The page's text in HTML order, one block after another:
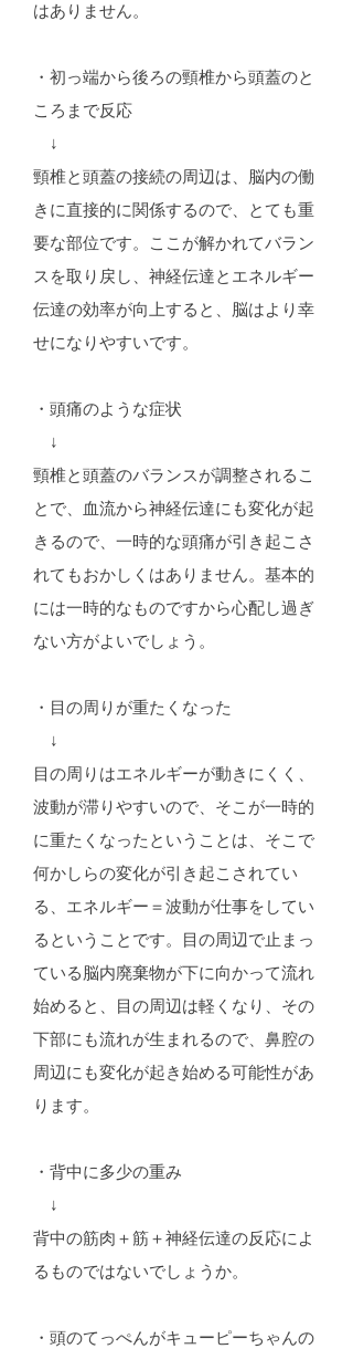
はありません。
・初っ端から後ろの頸椎から頭蓋のと
ころまで反応
↓
頸椎と頭蓋の接続の周辺は、脳内の働
きに直接的に関係するので、とても重
要な部位です。ここが解かれてバラン
スを取り戻し、神経伝達とエネルギー
伝達の効率が向上すると、脳はより幸
せになりやすいです。
・頭痛のような症状
↓
頸椎と頭蓋のバランスが調整されるこ
とで、血流から神経伝達にも変化が起
きるので、一時的な頭痛が引き起こさ
れてもおかしくはありません。基本的
には一時的なものですから心配し過ぎ
ない方がよいでしょう。
・目の周りが重たくなった
↓
目の周りはエネルギーが動きにくく、
波動が滞りやすいので、そこが一時的
に重たくなったということは、そこで
何かしらの変化が引き起こされてい
る、エネルギー＝波動が仕事をしてい
るということです。目の周辺で止まっ
ている脳内廃棄物が下に向かって流れ
始めると、目の周辺は軽くなり、その
下部にも流れが生まれるので、鼻腔の
周辺にも変化が起き始める可能性があ
ります。
・背中に多少の重み
↓
背中の筋肉＋筋＋神経伝達の反応によ
るものではないでしょうか。
・頭のてっぺんがキューピーちゃんの